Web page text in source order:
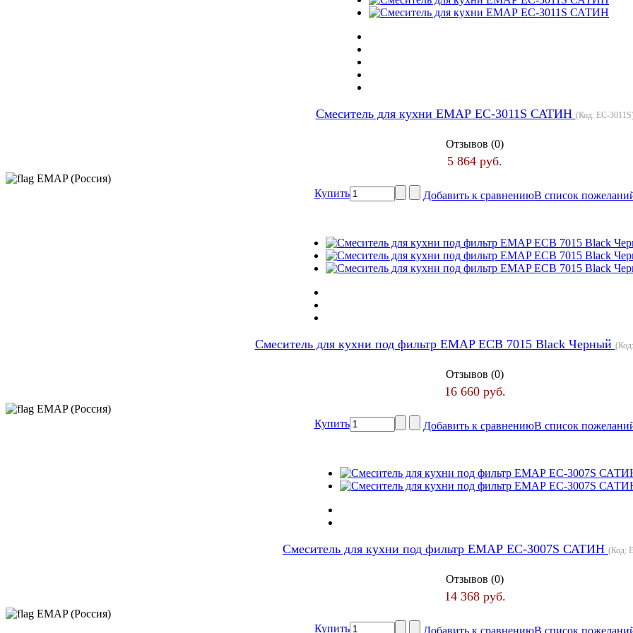
Смеситель для кухни ЕМАР ЕС-3011S САТИН (Код: ЕС-3011S
Отзывов (0)
5 864 руб.
EMAP (Россия)
Купить
Добавить к сравнениюВ список
Cмеситель для кухни под фильтр EMAP ЕСВ 7015 Black Черный
Отзывов (0)
16 660 руб.
EMAP (Россия)
Купить
Добавить к сравнениюВ список
Cмеситель для кухни под фильтр ЕМАР ЕС-3007S САТИН (Код:
Отзывов (0)
14 368 руб.
EMAP (Россия)
Купить
Добавить к сравнениюВ список